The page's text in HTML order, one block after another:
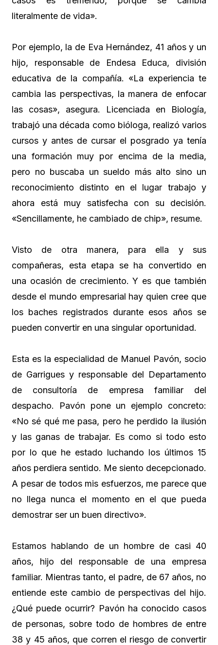
literalmente de vida».
Por ejemplo, la de Eva Hernández, 41 años y un
hijo, responsable de Endesa Educa, división
educativa de la compañía. «La experiencia te
cambia las perspectivas, la manera de enfocar
las cosas», asegura. Licenciada en Biología,
trabajó una década como bióloga, realizó varios
cursos y antes de cursar el posgrado ya tenía
una formación muy por encima de la media,
pero no buscaba un sueldo más alto sino un
reconocimiento distinto en el lugar trabajo y
ahora está muy satisfecha con su decisión.
«Sencillamente, he cambiado de chip», resume.
Visto de otra manera, para ella y sus
compañeras, esta etapa se ha convertido en
una ocasión de crecimiento. Y es que también
desde el mundo empresarial hay quien cree que
los baches registrados durante esos años se
pueden convertir en una singular oportunidad.
Esta es la especialidad de Manuel Pavón, socio
de Garrigues y responsable del Departamento
de consultoría de empresa familiar del
despacho. Pavón pone un ejemplo concreto:
«No sé qué me pasa, pero he perdido la ilusión
y las ganas de trabajar. Es como si todo esto
por lo que he estado luchando los últimos 15
años perdiera sentido. Me siento decepcionado.
A pesar de todos mis esfuerzos, me parece que
no llega nunca el momento en el que pueda
demostrar ser un buen directivo».
Estamos hablando de un hombre de casi 40
años, hijo del responsable de una empresa
familiar. Mientras tanto, el padre, de 67 años, no
entiende este cambio de perspectivas del hijo.
¿Qué puede ocurrir? Pavón ha conocido casos
de personas, sobre todo de hombres de entre
38 y 45 años, que corren el riesgo de convertir